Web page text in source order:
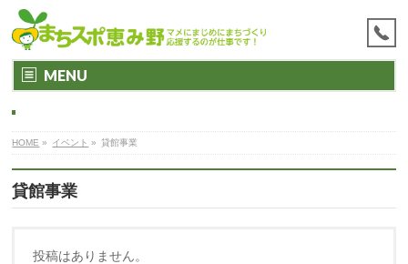
MENU
HOME » イベント » 貸館事業
貸館事業
投稿はありません。